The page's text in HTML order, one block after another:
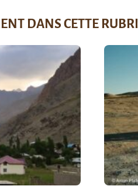
DANS CETTE